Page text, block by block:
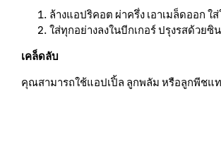
ล้างแอปริคอต ผ่าครึ่ง เอาเมล็ดออก
ใส่ทุกอย่างลงในบีกเกอร์ ปรุงรสด้ว
เคล็ดลับ
คุณสามารถใช้แอปเปิ้ล ลูกพลัม หรือลูกพีช